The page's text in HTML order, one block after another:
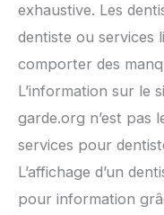
exhaustive. Les
dentiste ou services
comporter des
L’information sur le
garde.org n’est pas
services pour
L’affichage d’un
pour information